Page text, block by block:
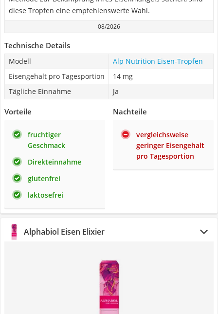
diese Tropfen eine empfehlenswerte Wahl.
08/2026
Technische Details
Modell
Alp Nutrition Eisen-Tropfen
Eisengehalt pro Tagesportion
14 mg
Tägliche Einnahme
Ja
Vorteile
fruchtiger
Geschmack
Direkteinnahme
glutenfrei
laktosefrei
Nachteile
vergleichsweise
geringer Eisengehalt
pro Tagesportion
Alphabiol Eisen Elixier